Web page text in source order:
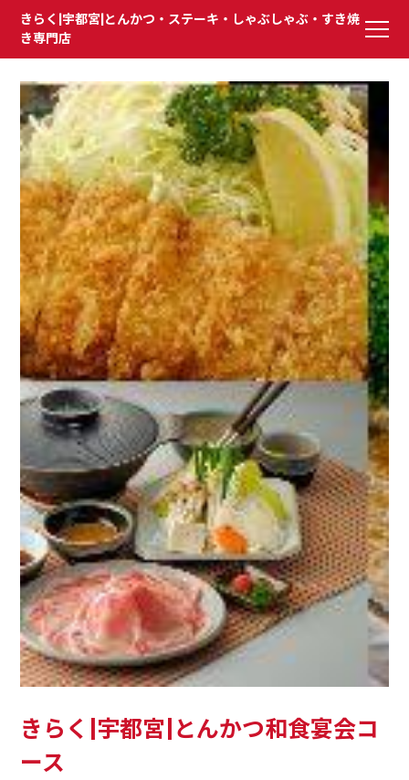
きらく|宇都宮|とんかつ・ステーキ・しゃぶしゃぶ・すき焼
き専門店
きらく|宇都宮|とんかつ和食宴会コ
ース